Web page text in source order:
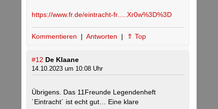
https://www.fr.de/eintracht-fr.....Xr0w%3D%3D
Kommentieren | Antworten | ⇑ Top
#12 De Klaane
14.10.2023 um 10:08 Uhr
Übrigens. Das 11Freunde Legendenheft
´Eintracht´ ist echt gut… Eine klare